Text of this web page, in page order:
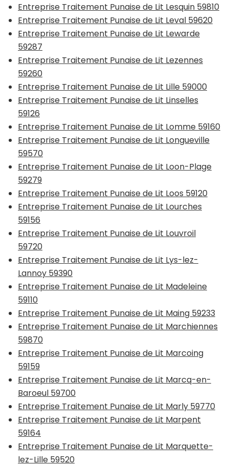
Entreprise Traitement Punaise de Lit Lesquin 59810
Entreprise Traitement Punaise de Lit Leval 59620
Entreprise Traitement Punaise de Lit Lewarde
59287
Entreprise Traitement Punaise de Lit Lezennes
59260
Entreprise Traitement Punaise de Lit Lille 59000
Entreprise Traitement Punaise de Lit Linselles
59126
Entreprise Traitement Punaise de Lit Lomme 59160
Entreprise Traitement Punaise de Lit Longueville
59570
Entreprise Traitement Punaise de Lit Loon-Plage
59279
Entreprise Traitement Punaise de Lit Loos 59120
Entreprise Traitement Punaise de Lit Lourches
59156
Entreprise Traitement Punaise de Lit Louvroil
59720
Entreprise Traitement Punaise de Lit Lys-lez-
Lannoy 59390
Entreprise Traitement Punaise de Lit Madeleine
59110
Entreprise Traitement Punaise de Lit Maing 59233
Entreprise Traitement Punaise de Lit Marchiennes
59870
Entreprise Traitement Punaise de Lit Marcoing
59159
Entreprise Traitement Punaise de Lit Marcq-en-
Baroeul 59700
Entreprise Traitement Punaise de Lit Marly 59770
Entreprise Traitement Punaise de Lit Marpent
59164
Entreprise Traitement Punaise de Lit Marquette-
lez-Lille 59520